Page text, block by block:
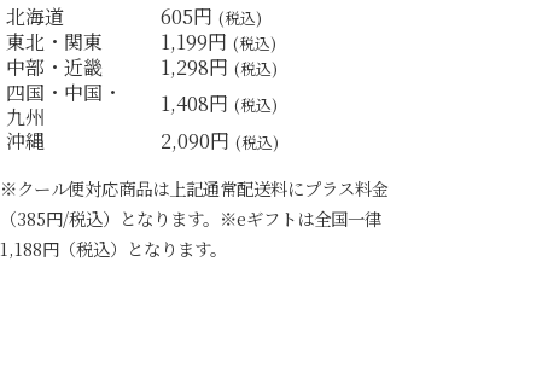
北海道 605円 (税込)
東北・関東 1,199円 (税込)
中部・近畿 1,298円 (税込)
四国・中国・
九州
1,408円 (税込)
沖縄 2,090円 (税込)
※クール便対応商品は上記通常配送料にプラス料金
（385円/税込）となります。※eギフトは全国一律
1,188円（税込）となります。